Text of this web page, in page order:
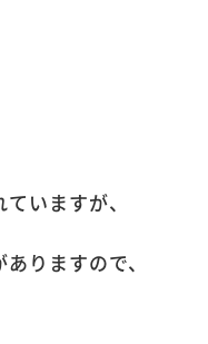
いますが、
りますので、